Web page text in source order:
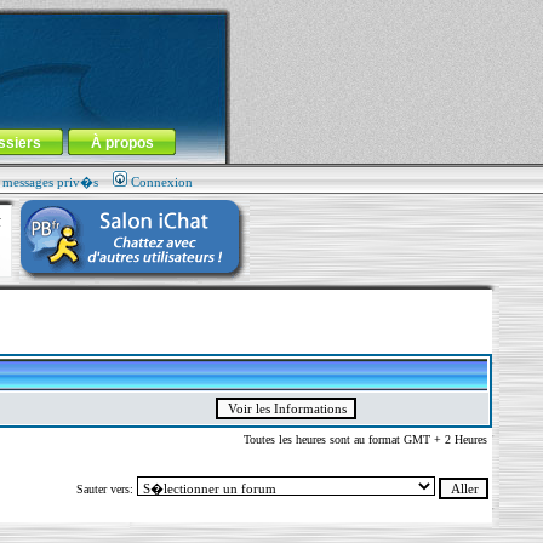
À propos
priv�s Connexion
Toutes les heures sont au format GMT + 2 Heures
Sauter vers: